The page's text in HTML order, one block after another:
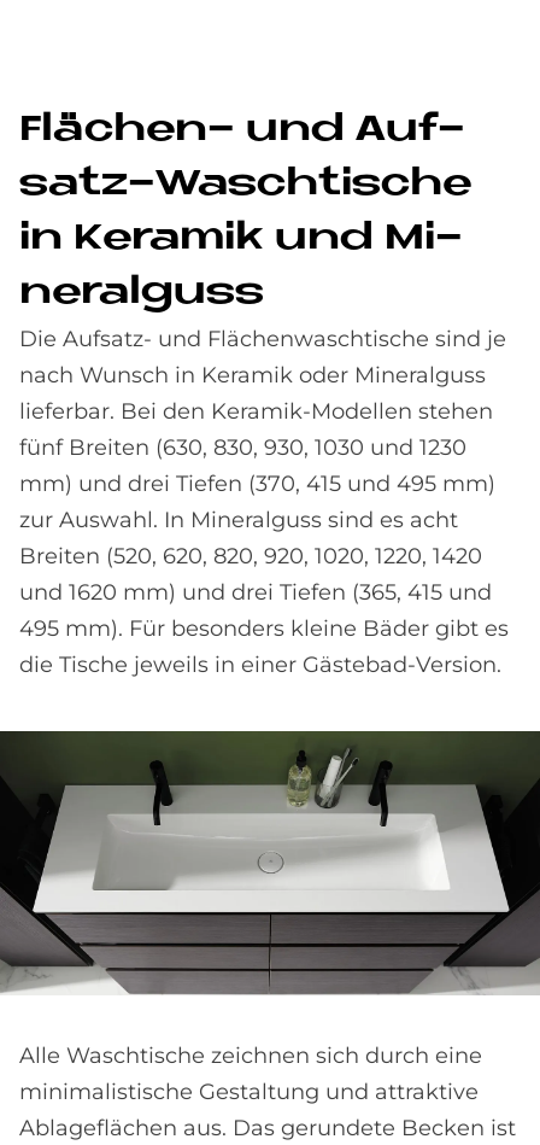
Flä­chen- und Auf­
satz-Wasch­ti­sche
in Ke­ra­mik und Mi­
ne­ral­guss
Die Aufsatz- und Flächenwaschtische sind je
nach Wunsch in Keramik oder Mineralguss
lieferbar. Bei den Keramik-Modellen stehen
fünf Breiten (630, 830, 930, 1030 und 1230
mm) und drei Tiefen (370, 415 und 495 mm)
zur Auswahl. In Mineralguss sind es acht
Breiten (520, 620, 820, 920, 1020, 1220, 1420
und 1620 mm) und drei Tiefen (365, 415 und
495 mm). Für besonders kleine Bäder gibt es
die Tische jeweils in einer Gästebad-Version.
Alle Waschtische zeichnen sich durch eine
minimalistische Gestaltung und attraktive
Ablageflächen aus. Das gerundete Becken ist